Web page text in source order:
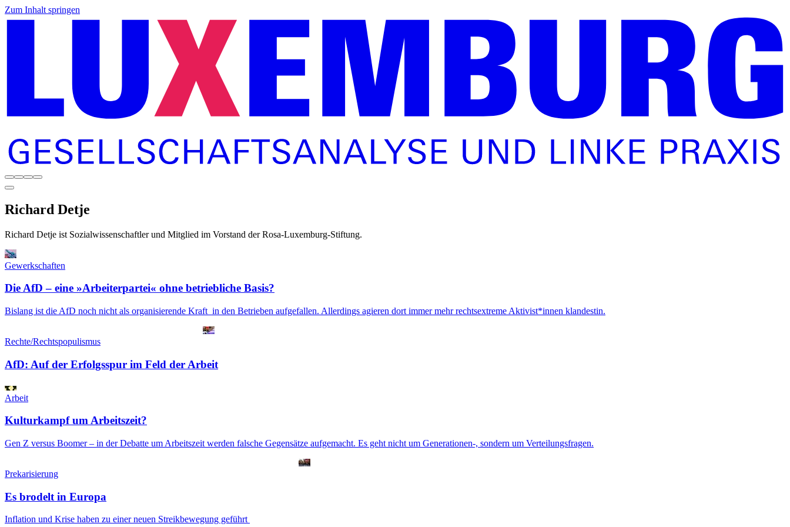
Zum Inhalt springen
Richard Detje
Richard Detje ist Sozialwissenschaftler und Mitglied im Vorstand der Rosa-Luxemburg-Stiftung.
Gewerkschaften
Die AfD – eine »Arbeiterpartei« ohne betriebliche Basis?
Bislang ist die AfD noch nicht als organisierende Kraft in den Betrieben aufgefallen. Allerdings agieren dort immer mehr rechtsextreme Aktivist*innen klandestin.
Rechte/Rechtspopulismus
AfD: Auf der Erfolgsspur im Feld der Arbeit
Arbeit
Kulturkampf um Arbeitszeit?
Gen Z versus Boomer – in der Debatte um Arbeitszeit werden falsche Gegensätze aufgemacht. Es geht nicht um Generationen-, sondern um Verteilungsfragen.
Prekarisierung
Es brodelt in Europa
Inflation und Krise haben zu einer neuen Streikbewegung geführt